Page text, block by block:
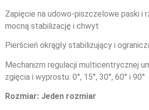
Zapięcie na udowo-piszczelowe paski i
mocną stabilizację i chwyt
Pierścień okrągły stabilizujący i
Mechanizm regulacji multicentrycznej
zgięcia i wyprostu: 0°, 15°, 30°, 60° i 90°
Rozmiar: Jeden rozmiar